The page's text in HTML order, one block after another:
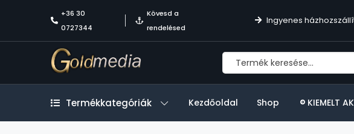
+36 30
0727344
Kövesd a
rendelésed
Ingyenes
Termékkategóriák Kezdőoldal Shop KIEMELT